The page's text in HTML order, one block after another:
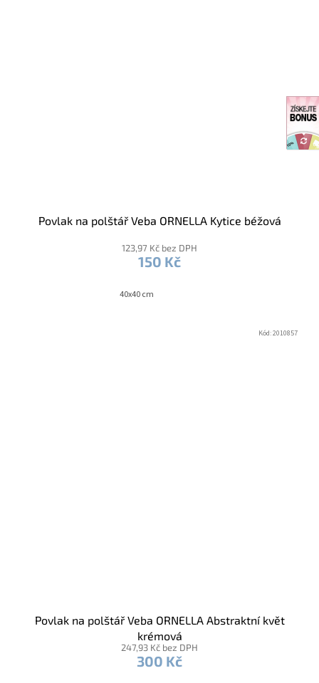
Povlak na polštář Veba ORNELLA Kytice béžová
123,97 Kč bez DPH
150 Kč
40x40 cm
Povlak na polštář Veba ORNELLA Abstraktní květ
krémová
247,93 Kč bez DPH
300 Kč
Kód:2010857